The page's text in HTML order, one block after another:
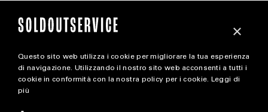
magazine
×
Questo sito web utilizza i cookie per migliorare la tua esperienza
di navigazione. Utilizzando il nostro sito web acconsenti a tutti i
cookie in conformità con la nostra policy per i cookie. Leggi di
più